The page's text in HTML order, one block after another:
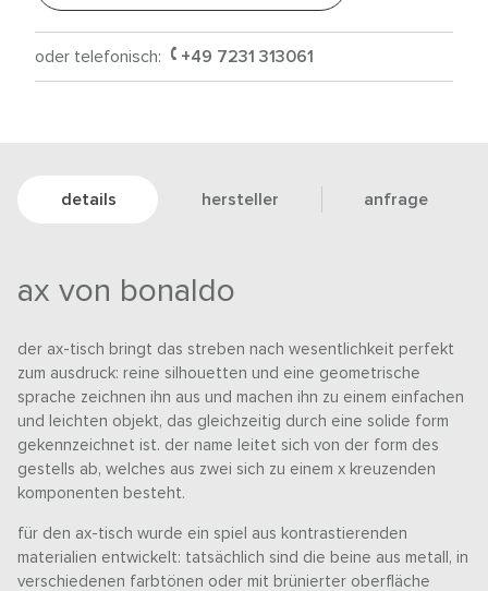
oder telefonisch: +49 7231 313061
details hersteller anfrage
ax von bonaldo
der ax-tisch bringt das streben nach wesentlichkeit perfekt
zum ausdruck: reine silhouetten und eine geometrische
sprache zeichnen ihn aus und machen ihn zu einem einfachen
und leichten objekt, das gleichzeitig durch eine solide form
gekennzeichnet ist. der name leitet sich von der form des
gestells ab, welches aus zwei sich zu einem x kreuzenden
komponenten besteht.
für den ax-tisch wurde ein spiel aus kontrastierenden
materialien entwickelt: tatsächlich sind die beine aus metall, in
verschiedenen farbtönen oder mit brünierter oberfläche